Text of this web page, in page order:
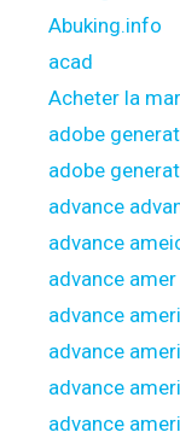
Abuking.info
acad
Acheter la
adobe
adobe
advance
advance
advance
advance
advance
advance
advance